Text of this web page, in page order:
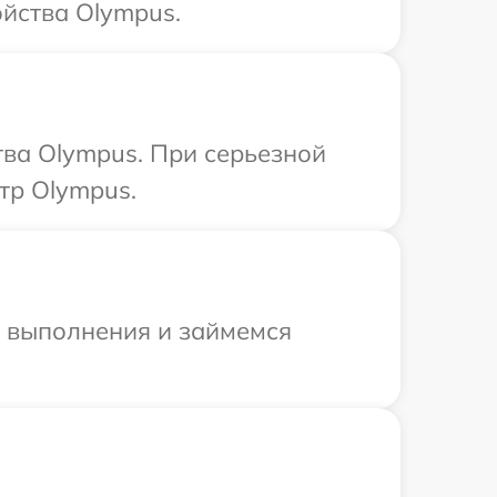
Olympus.
Olympus. При серьезной
Olympus.
и займемся